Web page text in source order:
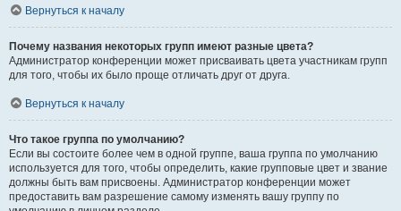
Вернуться к началу
Почему названия некоторых групп имеют разные цвета?
Администратор конференции может присваивать цвета участникам групп
для того, чтобы их было проще отличать друг от друга.
Вернуться к началу
Что такое группа по умолчанию?
Если вы состоите более чем в одной группе, ваша группа по умолчанию
используется для того, чтобы определить, какие групповые цвет и звание
должны быть вам присвоены. Администратор конференции может
предоставить вам разрешение самому изменять вашу группу по